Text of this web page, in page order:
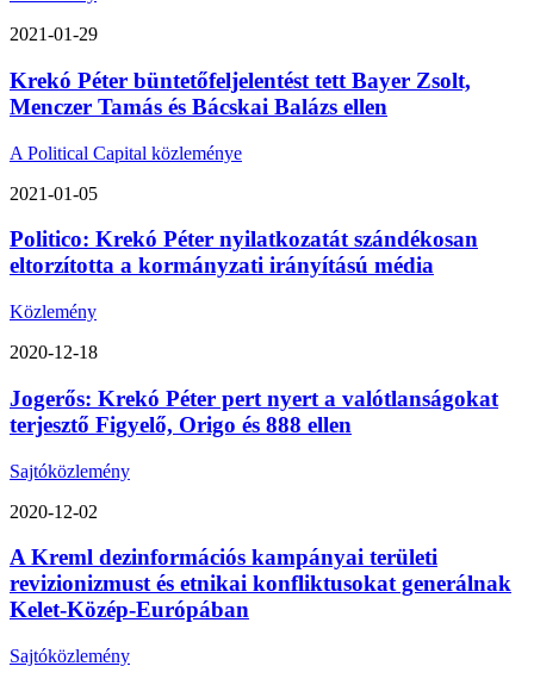
2021-01-29
Krekó Péter büntetőfeljelentést tett Bayer Zsolt,
Menczer Tamás és Bácskai Balázs ellen
A Political Capital közleménye
2021-01-05
Politico: Krekó Péter nyilatkozatát szándékosan
eltorzította a kormányzati irányítású média
Közlemény
2020-12-18
Jogerős: Krekó Péter pert nyert a valótlanságokat
terjesztő Figyelő, Origo és 888 ellen
Sajtóközlemény
2020-12-02
A Kreml dezinformációs kampányai területi
revizionizmust és etnikai konfliktusokat generálnak
Kelet-Közép-Európában
Sajtóközlemény